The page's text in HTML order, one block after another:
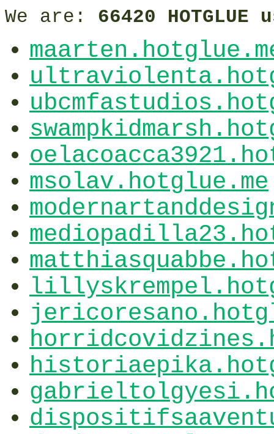
We are: 66420 HOTGLUE
msolav.hotglue.me